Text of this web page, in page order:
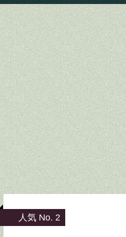
人気 No. 2